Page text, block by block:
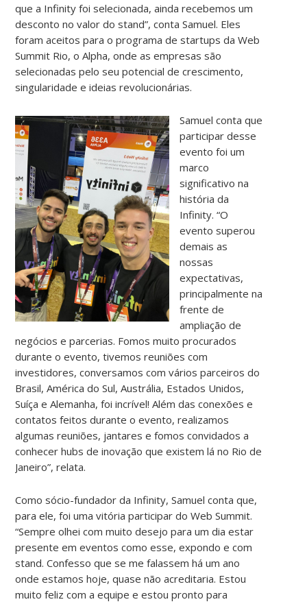
que a Infinity foi selecionada, ainda recebemos um
desconto no valor do stand”, conta Samuel. Eles
foram aceitos para o programa de startups da Web
Summit Rio, o Alpha, onde as empresas são
selecionadas pelo seu potencial de crescimento,
singularidade e ideias revolucionárias.
Samuel conta que
participar desse
evento foi um
marco
significativo na
história da
Infinity. “O
evento superou
demais as
nossas
expectativas,
principalmente na
frente de
ampliação de
negócios e parcerias. Fomos muito procurados
durante o evento, tivemos reuniões com
investidores, conversamos com vários parceiros do
Brasil, América do Sul, Austrália, Estados Unidos,
Suíça e Alemanha, foi incrível! Além das conexões e
contatos feitos durante o evento, realizamos
algumas reuniões, jantares e fomos convidados a
conhecer hubs de inovação que existem lá no Rio de
Janeiro”, relata.
Como sócio-fundador da Infinity, Samuel conta que,
para ele, foi uma vitória participar do Web Summit.
“Sempre olhei com muito desejo para um dia estar
presente em eventos como esse, expondo e com
stand. Confesso que se me falassem há um ano
onde estamos hoje, quase não acreditaria. Estou
muito feliz com a equipe e estou pronto para